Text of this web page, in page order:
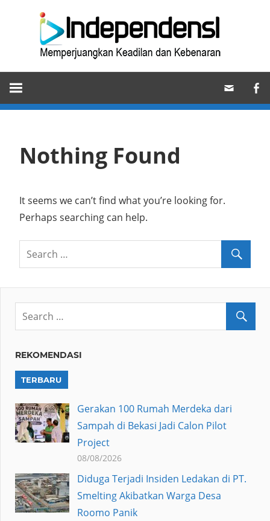
Memperjuangkan
Keadilan
dan
Nothing Found
It seems we can’t find what you’re looking for.
Perhaps searching can help.
REKOMENDASI
TERBARU
Gerakan 100 Rumah Merdeka dari
Sampah di Bekasi Jadi Calon Pilot
Project
08/08/2026
Diduga Terjadi Insiden Ledakan di PT.
Smelting Akibatkan Warga Desa
Roomo Panik